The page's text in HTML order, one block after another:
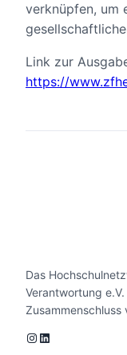
verknüpfen, um
Link zur
https://
Das
Verantwortung
Zusammenschluss
Instagram LinkedIn